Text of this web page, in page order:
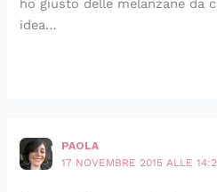
ho giusto delle melanzane da
idea…
PAOLA
17 NOVEMBRE 2015 ALLE